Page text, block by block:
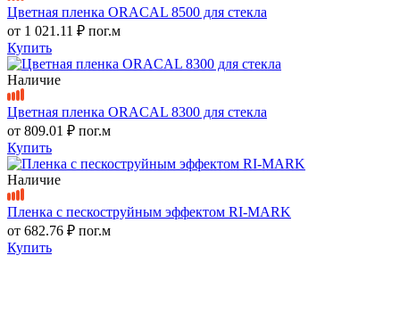
Цветная пленка ORACAL 8500 для стекла
от 1 021.11 ₽ пог.м
Купить
Наличие
Цветная пленка ORACAL 8300 для стекла
от 809.01 ₽ пог.м
Купить
Наличие
Пленка с пескоструйным эффектом RI-MARK
от 682.76 ₽ пог.м
Купить